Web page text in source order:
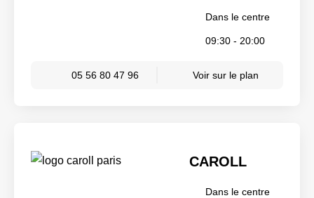
Dans le centre
09:30 - 20:00
05 56 80 47 96 Voir sur le plan
CAROLL
Dans le centre